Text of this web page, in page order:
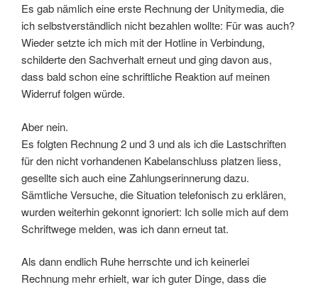
Es gab nämlich eine erste Rechnung der Unitymedia, die
ich selbstverständlich nicht bezahlen wollte: Für was auch?
Wieder setzte ich mich mit der Hotline in Verbindung,
schilderte den Sachverhalt erneut und ging davon aus,
dass bald schon eine schriftliche Reaktion auf meinen
Widerruf folgen würde.
Aber nein.
Es folgten Rechnung 2 und 3 und als ich die Lastschriften
für den nicht vorhandenen Kabelanschluss platzen liess,
gesellte sich auch eine Zahlungserinnerung dazu.
Sämtliche Versuche, die Situation telefonisch zu erklären,
wurden weiterhin gekonnt ignoriert: Ich solle mich auf dem
Schriftwege melden, was ich dann erneut tat.
Als dann endlich Ruhe herrschte und ich keinerlei
Rechnung mehr erhielt, war ich guter Dinge, dass die